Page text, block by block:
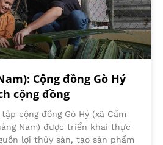
Cộng đồng Gò Hý
cộng đồng
cộng đồng Gò Hý (xã Cẩm
Nam) được triển khai thực
lợi thủy sản, tạo sản phẩm